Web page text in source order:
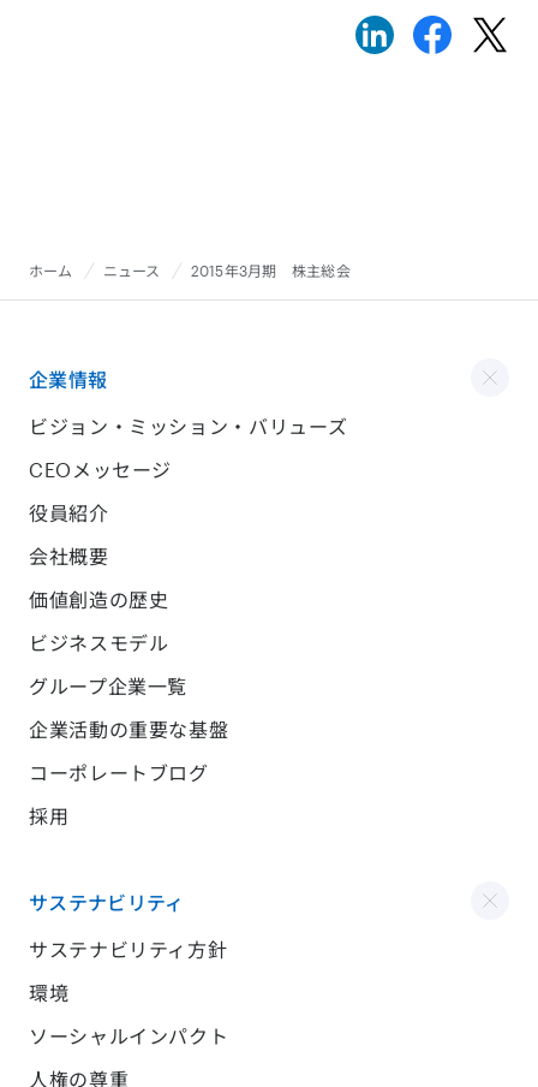
ホーム ニュース 2015年3月期 株主総会
企業情報
ビジョン・ミッション・バリューズ
CEOメッセージ
役員紹介
会社概要
価値創造の歴史
ビジネスモデル
グループ企業一覧
企業活動の重要な基盤
コーポレートブログ
採用
サステナビリティ
サステナビリティ方針
環境
ソーシャルインパクト
人権の尊重